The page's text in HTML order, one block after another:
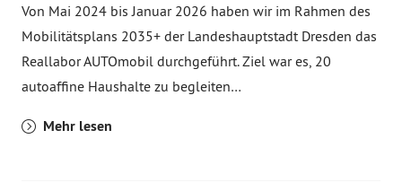
Von Mai 2024 bis Januar 2026 haben wir im Rahmen des
Mobilitätsplans 2035+ der Landeshauptstadt Dresden das
Reallabor AUTOmobil durchgeführt. Ziel war es, 20
autoaffine Haushalte zu begleiten…
Mehr lesen